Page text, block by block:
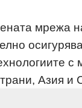
мрежа
с
Азия и